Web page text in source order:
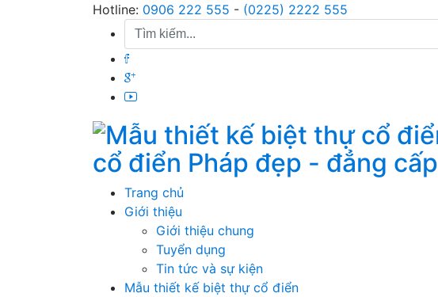
Hotline: 0906 222 555 - (0225) 2222 555
cổ điển Pháp đẹp - đẳng cấp
Trang chủ
Giới thiệu
Giới thiệu chung
Tuyển dụng
Tin tức và sự kiện
Mẫu thiết kế biệt thự cổ điển